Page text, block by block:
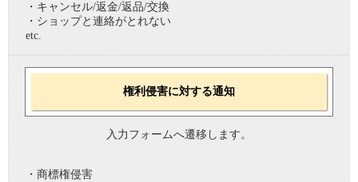
・キャンセル/返金/返品/交換
・ショップと連絡がとれない
etc.
権利侵害に対する通知
入力フォームへ遷移します。
・商標権侵害